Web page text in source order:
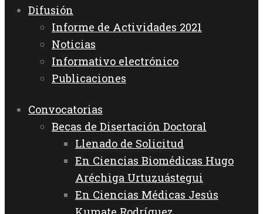
Difusión
Informe de Actividades 2021
Noticias
Informativo electrónico
Publicaciones
Convocatorias
Becas de Disertación Doctoral
Llenado de Solicitud
En Ciencias Biomédicas Hugo
Aréchiga Urtuzuástegui
En Ciencias Médicas Jesús